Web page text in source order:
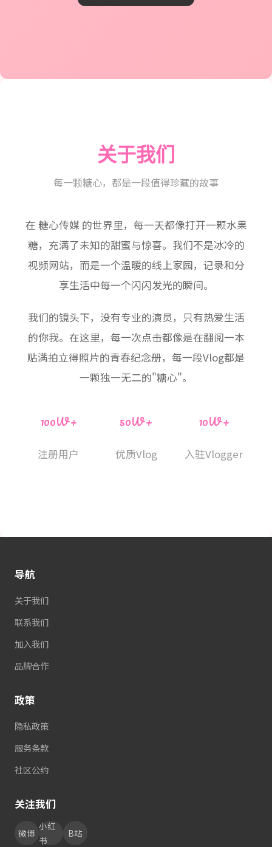
关于我们
每一颗糖心，都是一段值得珍藏的故事
在 糖心传媒 的世界里，每一天都像打开一颗水果
糖，充满了未知的甜蜜与惊喜。我们不是冰冷的
视频网站，而是一个温暖的线上家园，记录和分
享生活中每一个闪闪发光的瞬间。
我们的镜头下，没有专业的演员，只有热爱生活
的你我。在这里，每一次点击都像是在翻阅一本
贴满拍立得照片的青春纪念册，每一段Vlog都是
一颗独一无二的"糖心"。
100W+
注册用户
50W+
优质Vlog
10W+
入驻Vlogger
导航
关于我们
联系我们
加入我们
品牌合作
政策
隐私政策
服务条款
社区公约
关注我们
微博
小红
书
B站